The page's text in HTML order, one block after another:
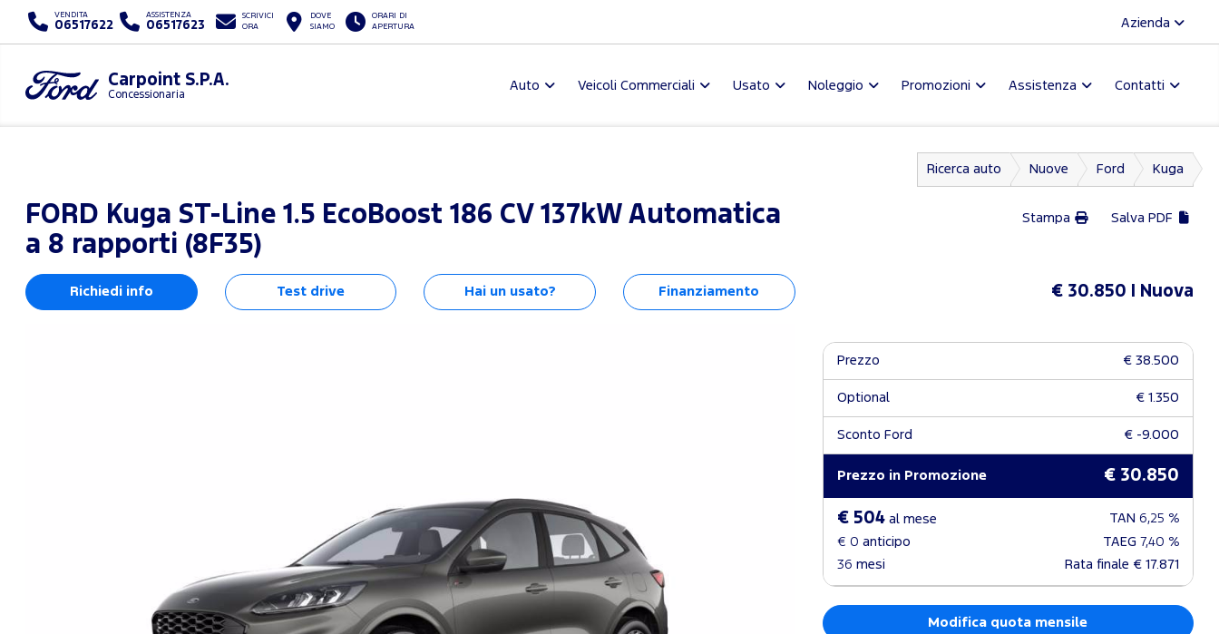
VENDITA
06517622
ASSISTENZA
06517623
SCRIVICI
ORA
DOVE
SIAMO
ORARI DI
APERTURA
Azienda
Carpoint S.P.A.
Concessionaria
Auto Veicoli Commerciali Usato Noleggio Promozioni Assistenza Contatti
Ricerca auto Nuove Ford Kuga
FORD Kuga ST-Line 1.5 EcoBoost 186 CV 137kW Automatica
a 8 rapporti (8F35)
Stampa Salva PDF
Richiedi info Test drive Hai un usato? Finanziamento € 30.850 Nuova
Prezzo € 38.500
Optional € 1.350
Sconto Ford € -9.000
Prezzo in Promozione € 30.850
€ 504al mese TAN 6,25 %
€ 0 anticipo TAEG 7,40 %
36 mesi Rata finale € 17.871
Modifica quota mensile